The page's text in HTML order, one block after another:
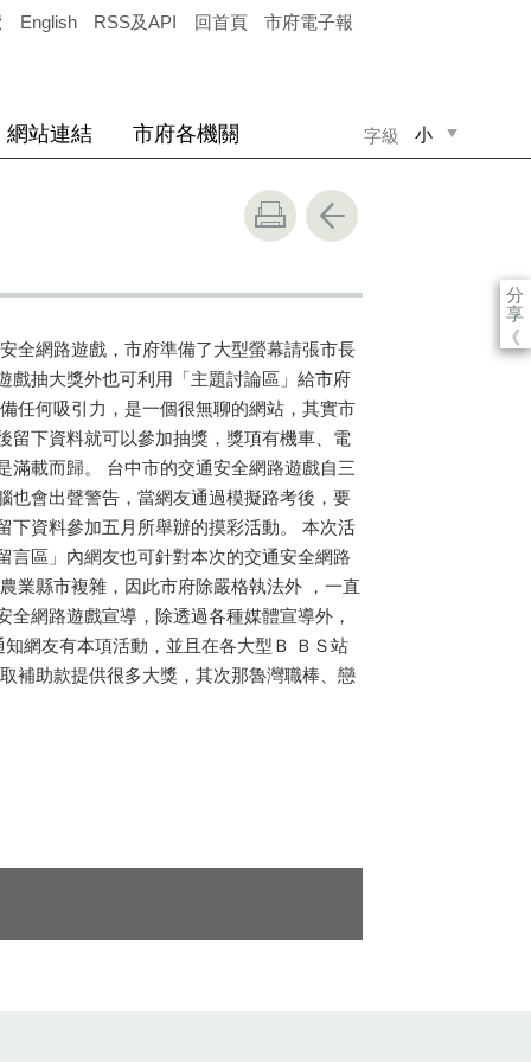
English RSS及API 回首頁 市府電子報
字級 小
網站連結 市府各機關
分
享
《
全網路遊戲，市府準備了大型螢幕請張市長
戲抽大獎外也可利用「主題討論區」給市府
任何吸引力，是一個很無聊的網站，其實市
留下資料就可以參加抽獎，獎項有機車、電
載而歸。 台中市的交通安全網路遊戲自三
也會出聲警告，當網友通過模擬路考後，要
下資料參加五月所舉辦的摸彩活動。 本次活
言區」內網友也可針對本次的交通安全網路
業縣市複雜，因此市府除嚴格執法外 ，一直
網路遊戲宣導，除透過各種媒體宣導外，
網友有本項活動，並且在各大型Ｂ ＢＳ站
補助款提供很多大獎，其次那魯灣職棒、戀